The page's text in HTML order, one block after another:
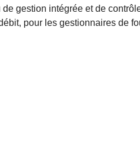
gestion intégrée et de
pour les gestionnaires de